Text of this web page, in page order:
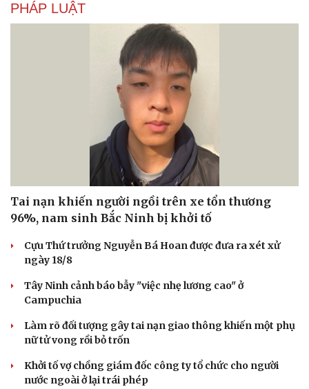
PHÁP LUẬT
Tai nạn khiến người ngồi trên xe tổn thương
96%, nam sinh Bắc Ninh bị khởi tố
Cựu Thứ trưởng Nguyễn Bá Hoan được đưa ra xét xử
ngày 18/8
Tây Ninh cảnh báo bẫy "việc nhẹ lương cao" ở
Campuchia
Làm rõ đối tượng gây tai nạn giao thông khiến một phụ
nữ tử vong rồi bỏ trốn
Khởi tố vợ chồng giám đốc công ty tổ chức cho người
nước ngoài ở lại trái phép